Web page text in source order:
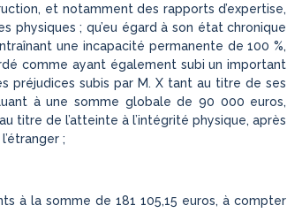
et notamment des rapports d’expertise,
physiques ; qu’eu égard à son état chronique
une incapacité permanente de 100 %,
comme ayant également subi un important
préjudices subis par M. X tant au titre de ses
à une somme globale de 90 000 euros,
titre de l’atteinte à l’intégrité physique, après
;
à la somme de 181 105,15 euros, à compter